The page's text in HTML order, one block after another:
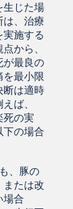
生じた場
は、治療
実施する
から、
が最良の
を最小限
断は適時
ば、
死の実
下の場合
、豚の
または改
場合